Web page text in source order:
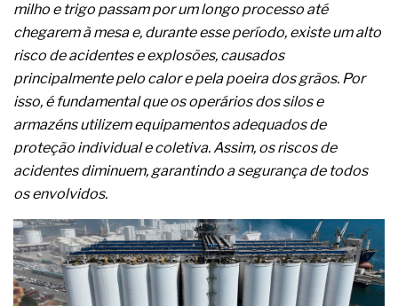
milho e trigo passam por um longo processo até
chegarem à mesa e, durante esse período, existe um alto
risco de acidentes e explosões, causados
principalmente pelo calor e pela poeira dos grãos. Por
isso, é fundamental que os operários dos silos e
armazéns utilizem equipamentos adequados de
proteção individual e coletiva. Assim, os riscos de
acidentes diminuem, garantindo a segurança de todos
os envolvidos.